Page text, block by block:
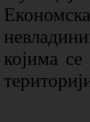
којима